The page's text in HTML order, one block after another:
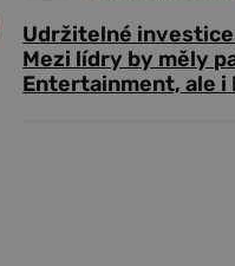
Udržitelné
Mezi lídry by měly
Entertainment, ale i